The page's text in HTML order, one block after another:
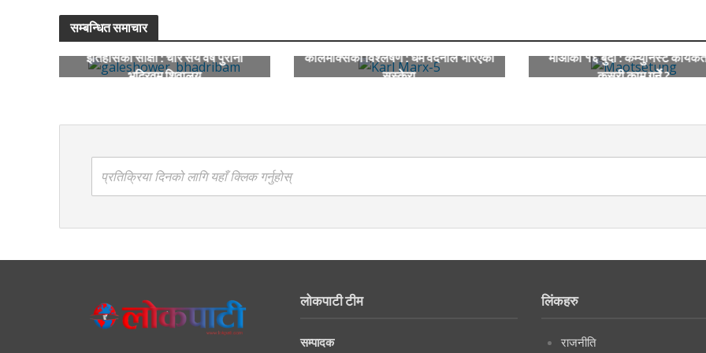
सम्बन्धित समाचार
इतिहासको साक्षी : चार सय वर्ष पुरानो
भद्रिवम शिवालय
कार्लमार्क्सको विश्लेषण : धर्म वेदनाले भरिएको
सुस्केरा
माओका १६ बुँदा : कम्युनिस्ट
कसरी काम गर्ने ?
प्रतिक्रिया दिनको लागि यहाँ क्लिक गर्नुहोस्
लोकपाटी टीम
सम्पादक
लिंकहरु
राजनीति